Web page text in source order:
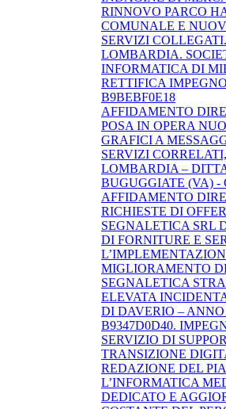
RINNOVO PARCO
COMUNALE E
SERVIZI
LOMBARDIA.
INFORMATICA DI
RETTIFICA
B9BEBF0E18
AFFIDAMENTO
POSA IN OPERA
GRAFICI A
SERVIZI
LOMBARDIA –
BUGUGGIATE (VA) -
AFFIDAMENTO
RICHIESTE DI
SEGNALETICA SRL
DI FORNITURE E
MIGLIORAMENTO
SEGNALETICA
ELEVATA
DI DAVERIO – ANNO
B9347D0D40.
SERVIZIO DI
TRANSIZIONE
REDAZIONE DEL
L’INFORMATICA
DEDICATO E